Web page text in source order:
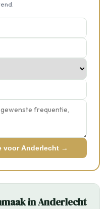
voor Anderlecht →
in Anderlecht